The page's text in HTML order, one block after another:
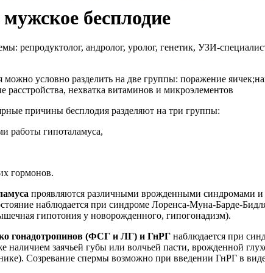
бесплодие
андролог, уролог, генетик, УЗИ-
условно разделить на две группы: поражение
расстройства, нехватка витаминов и микроэлементов
причины бесплодия разделяют на три группы:
работы гипоталамуса,
гормонов.
проявляются различными врожденными синдромами
наблюдается при синдроме Лоренса-Муна-Барде-
гипотония у новорожденного, гипогонадизм).
гонадотропинов (ФСГ и ЛГ) и ГнРГ наблюдается при
наличием заячьей губы или волчьей пасти, врожденной
Созревание спермы возможно при введении ГнРГ в